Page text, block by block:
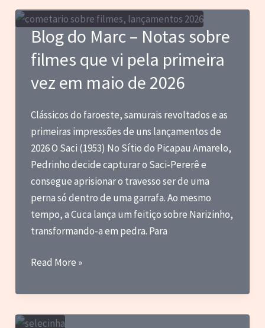
–
Os
melhores
álbuns
em
agora)
Blog do Marc – Notas sobre
filmes que vi pela primeira
vez em maio de 2026
Clássicos do faroeste, samurais revoltados e as
primeiras impressões de uns lançamentos de
2026 O Saci (1953) No Sítio do Picapau Amarelo,
Pedrinho decide capturar o Saci-Pererê e
consegue aprisionar o travesso ser de uma
perna só dentro de uma garrafa. Ao mesmo
tempo, a Cuca lança um feitiço sobre Narizinho,
transformando-a em pedra. Para
Blog
Marc
–
Read More »